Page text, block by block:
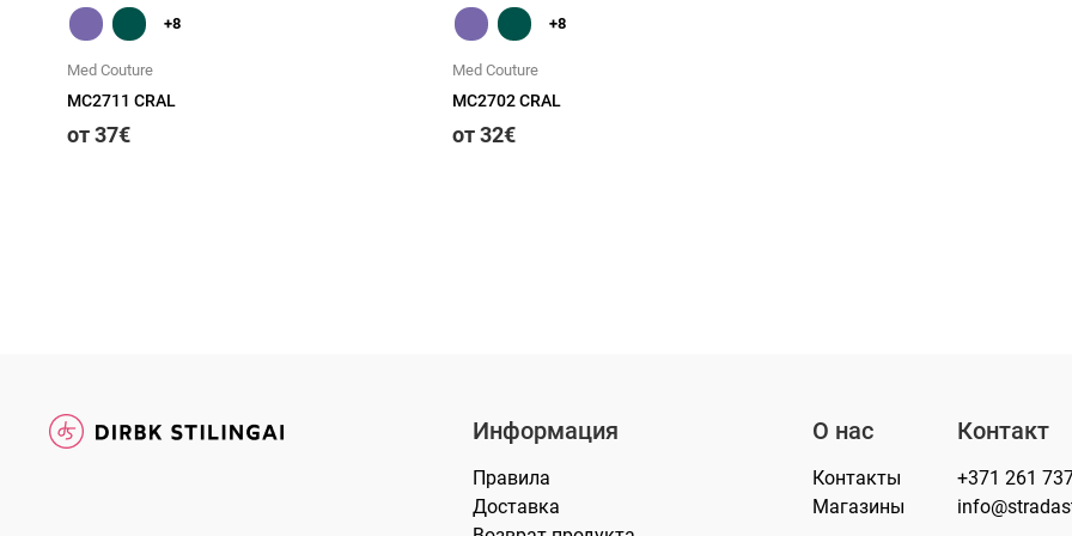
+8
Med Couture
MC2711 CRAL
от 37€
+8
Med Couture
MC2702 CRAL
от 32€
Информация
Правилa
Доставка
О нас
Контакты
Магазины
Контакт
+371 261